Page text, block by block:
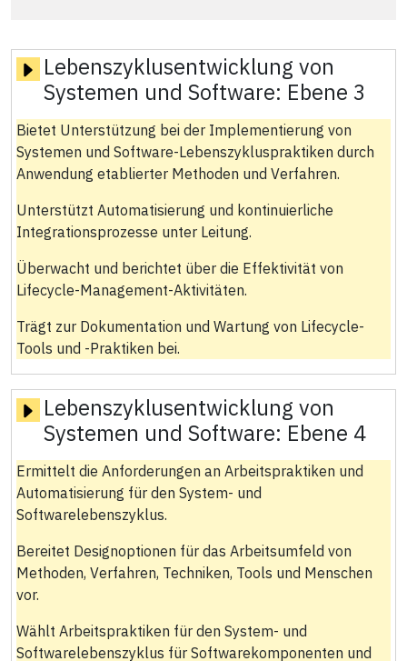
Lebenszyklusentwicklung von
Systemen und Software: Ebene 3
Bietet Unterstützung bei der Implementierung von
Systemen und Software-Lebenszykluspraktiken durch
Anwendung etablierter Methoden und Verfahren.
Unterstützt Automatisierung und kontinuierliche
Integrationsprozesse unter Leitung.
Überwacht und berichtet über die Effektivität von
Lifecycle-Management-Aktivitäten.
Trägt zur Dokumentation und Wartung von Lifecycle-
Tools und -Praktiken bei.
Lebenszyklusentwicklung von
Systemen und Software: Ebene 4
Ermittelt die Anforderungen an Arbeitspraktiken und
Automatisierung für den System- und
Softwarelebenszyklus.
Bereitet Designoptionen für das Arbeitsumfeld von
Methoden, Verfahren, Techniken, Tools und Menschen
vor.
Wählt Arbeitspraktiken für den System- und
Softwarelebenszyklus für Softwarekomponenten und